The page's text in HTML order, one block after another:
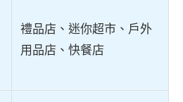
禮品店、迷你超市、戶外
用品店、快餐店